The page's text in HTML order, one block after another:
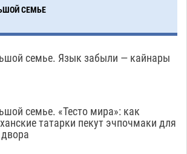
переводит городские
на автоматический полив
второй ребенок после пожара в
гандболисты с крупной победы
на Всероссийской Спартакиаде
СЕМЬЕ
семье. Язык забыли — кайнары
семье. «Тесто мира»: как
татарки пекут эчпочмаки для
двора